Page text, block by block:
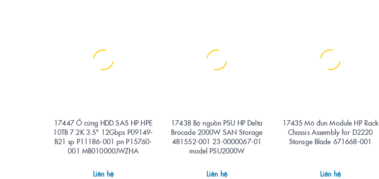
17447 Ổ cứng HDD SAS HP HPE
10TB 7.2K 3.5" 12Gbps P09149-
B21 sp P11186-001 pn P15760-
001 MB010000JWZHA
Liên hệ
17438 Bộ nguồn PSU HP Delta
Brocade 2000W SAN Storage
481552-001 23-0000067-01
model PSU2000W
Liên hệ
17435 Mô đun Module HP Rack
Chassis Assembly for D2220
Storage Blade 671668-001
Liên hệ